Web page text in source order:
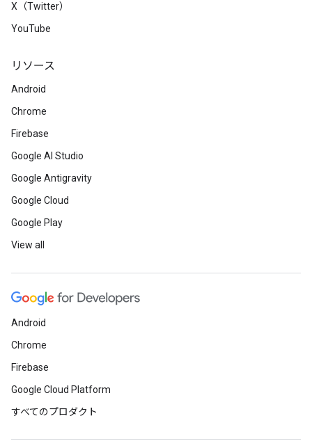
X（Twitter）
YouTube
リソース
Android
Chrome
Firebase
Google AI Studio
Google Antigravity
Google Cloud
Google Play
View all
Android
Chrome
Firebase
Google Cloud Platform
すべてのプロダクト